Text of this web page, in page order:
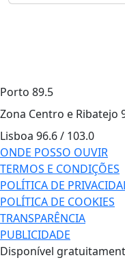
Porto 89.5
Zona Centro e Ribatejo
Lisboa 96.6 / 103.0
ONDE POSSO OUVIR
TERMOS E CONDIÇÕES
POLÍTICA DE
POLÍTICA DE COOKIES
TRANSPARÊNCIA
PUBLICIDADE
Disponível